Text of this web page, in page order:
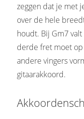
zeggen dat je met
over de hele
houdt. Bij Gm7
derde fret moet
andere vingers
gitaarakkoord.